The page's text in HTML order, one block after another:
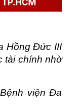
Hồng Đức III
tài chính nhờ
viện Đa